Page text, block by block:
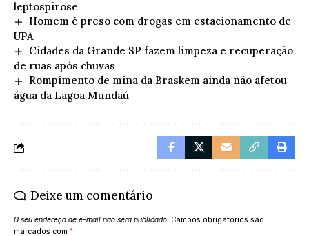
leptospirose
Homem é preso com drogas em estacionamento de
UPA
Cidades da Grande SP fazem limpeza e recuperação
de ruas após chuvas
Rompimento de mina da Braskem ainda não afetou
água da Lagoa Mundaú
Deixe um comentário
O seu endereço de e-mail não será publicado. Campos obrigatórios são
marcados com *